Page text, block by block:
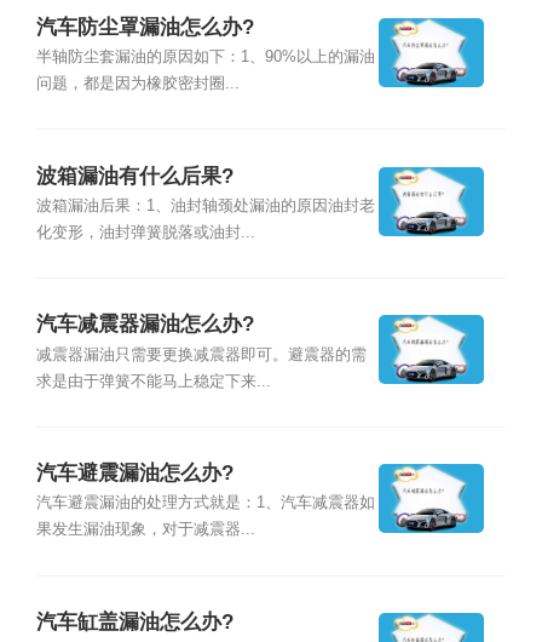
汽车防尘罩漏油怎么办?
半轴防尘套漏油的原因如下：1、90%以上的漏油
问题，都是因为橡胶密封圈...
波箱漏油有什么后果?
波箱漏油后果：1、油封轴颈处漏油的原因油封老
化变形，油封弹簧脱落或油封...
汽车减震器漏油怎么办?
减震器漏油只需要更换减震器即可。避震器的需
求是由于弹簧不能马上稳定下来...
汽车避震漏油怎么办?
汽车避震漏油的处理方式就是：1、汽车减震器如
果发生漏油现象，对于减震器...
汽车缸盖漏油怎么办?